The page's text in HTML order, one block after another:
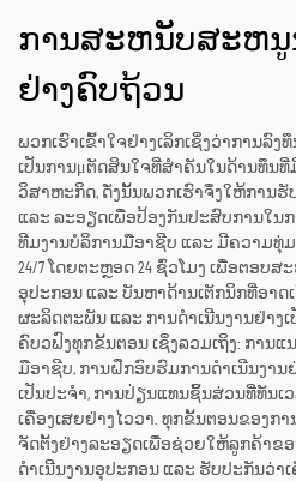
ການສະຫນັບສະຫນູ
ຢ່າງຄົບຖ້ວນ
ພວກເຮົາເຂົ້າໃຈຢ່າງເລິກເຊິ່ງວ່າການລົ
ເປັນການμຕັດສິນໃຈທີ່ສຳຄັນໃນດ້ານທຶນ
ວິສາຫະກິດ, ດັ່ງນັ້ນພວກເຮົາຈຶ່ງໃຫ້ການ
ແລະ ລະອຽດເພື່ອປ້ອງກັນປະສົບການໃນ
ທີມງານບໍລິການມືອາຊີບ ແລະ ມີຄວາມທຸ່
24/7 ໂດຍຕະຫຼອດ 24 ຊົ່ວໂມງ ເພື່ອຕອບ
ອຸປະກອນ ແລະ ບັນຫາດ້ານເຕັກນິກທີ່ອາດ
ຜະລິດຕະພັນ ແລະ ການດຳເນີນງານຢ່າງ
ຄົບວຟົງທຸກຂັ້ນຕອນ ເຊິ່ງລວມເຖິງ: ການແ
ມືອາຊີບ, ການຝຶກອົບຮົມການດຳເນີນງານ
ເປັນປະຈຳ, ການປ່ຽນແທນຊິ້ນສ່ວນທີ່ທັນເ
ເຄື່ອງເສຍຢ່າງໄວວາ. ທຸກຂັ້ນຕອນຂອງກ
ຈັດຕັ້ງຢ່າງລະອຽດເພື່ອຊ່ວຍໃຫ້ລູກຄ້າຂ
ດຳເນີນງານອຸປະກອນ ແລະ ຮັບປະກັນວ່າ